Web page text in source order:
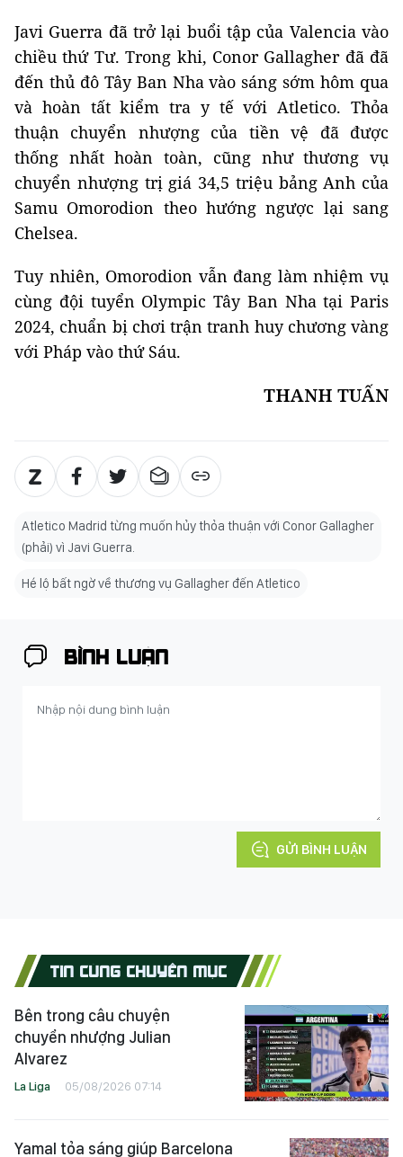
Javi Guerra đã trở lại buổi tập của Valencia vào
chiều thứ Tư. Trong khi, Conor Gallagher đã đã
đến thủ đô Tây Ban Nha vào sáng sớm hôm qua
và hoàn tất kiểm tra y tế với Atletico. Thỏa
thuận chuyển nhượng của tiền vệ đã được
thống nhất hoàn toàn, cũng như thương vụ
chuyển nhượng trị giá 34,5 triệu bảng Anh của
Samu Omorodion theo hướng ngược lại sang
Chelsea.
Tuy nhiên, Omorodion vẫn đang làm nhiệm vụ
cùng đội tuyển Olympic Tây Ban Nha tại Paris
2024, chuẩn bị chơi trận tranh huy chương vàng
với Pháp vào thứ Sáu.
THANH TUẤN
Atletico Madrid từng muốn hủy thỏa thuận với Conor Gallagher
(phải) vì Javi Guerra.
Hé lộ bất ngờ về thương vụ Gallagher đến Atletico
BÌNH LUẬN
GỬI BÌNH LUẬN
TIN CÙNG CHUYÊN MỤC
Bên trong câu chuyện
chuyển nhượng Julian
Alvarez
La Liga 05/08/2026 07:14
Yamal tỏa sáng giúp Barcelona